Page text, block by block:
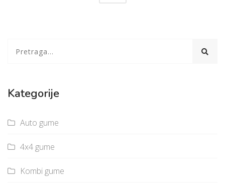
Kategorije
Auto gume
4x4 gume
Kombi gume